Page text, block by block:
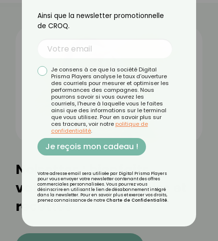
Noisettes : bienfaits,
valeurs nutritionnelles et
recettes
Ainsi que la newsletter promotionnelle
de CROQ.
Je consens à ce que la société Digital
Prisma Players analyse le taux d'ouverture
des courriels pour mesurer et optimiser les
performances des campagnes. Nous
pourrons savoir si vous ouvrez les
courriels, l'heure à laquelle vous le faites
ainsi que des informations sur le terminal
que vous utilisez. Pour en savoir plus sur
ces traceurs, voir notre politique de
confidentialité.
Je reçois mon cadeau !
Votre adresse email sera utilisée par Digital Prisma Players
pour vous envoyer votre newsletter contenant des offres
commerciales personnalisées. Vous pourrez vous
désinscrire en utilisant le lien de désabonnement intégré
dans la newsletter. Pour en savoir plus et exercer vos droits,
prenez connaissance de notre Charte de Confidentialité.